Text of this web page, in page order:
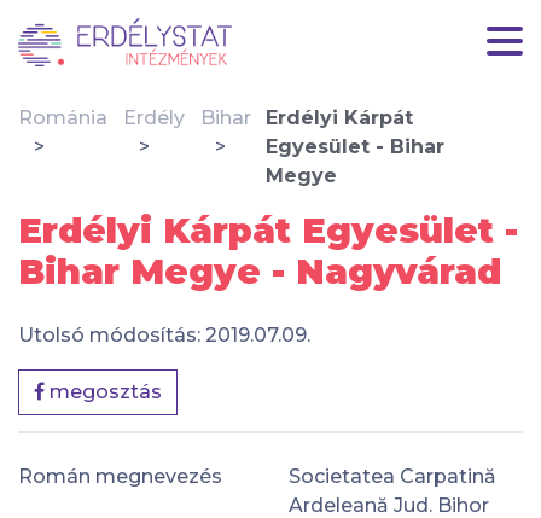
Románia Erdély Bihar
Erdélyi Kárpát
Egyesület - Bihar
Megye
Erdélyi Kárpát Egyesület -
Bihar Megye - Nagyvárad
Utolsó módosítás: 2019.07.09.
megosztás
Román megnevezés
Societatea Carpatină
Ardeleană Jud. Bihor